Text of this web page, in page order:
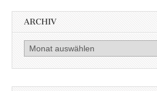
ARCHIV
Archiv